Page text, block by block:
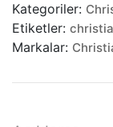
Army
Boots
%100
Rugan
Kategoriler:
Etiketler:
Markalar: